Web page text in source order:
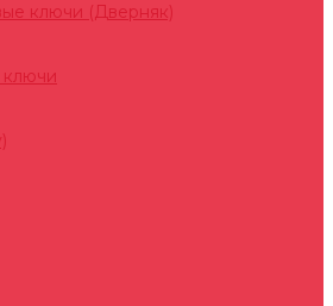
ключи (Дверняк)